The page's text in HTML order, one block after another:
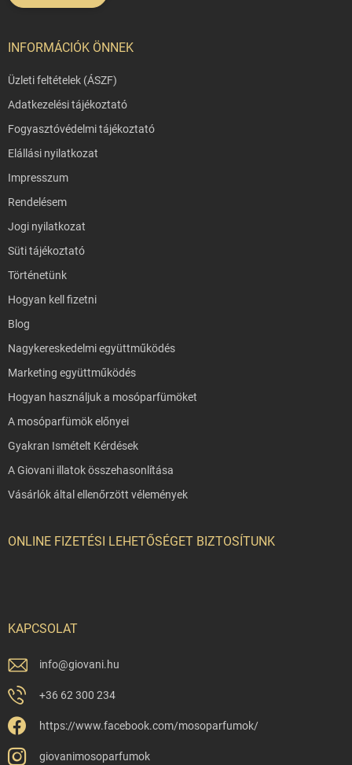
INFORMÁCIÓK ÖNNEK
Üzleti feltételek (ÁSZF)
Adatkezelési tájékoztató
Fogyasztóvédelmi tájékoztató
Elállási nyilatkozat
Impresszum
Rendelésem
Jogi nyilatkozat
Süti tájékoztató
Történetünk
Hogyan kell fizetni
Blog
Nagykereskedelmi együttműködés
Marketing együttműködés
Hogyan használjuk a mosóparfümöket
A mosóparfümök előnyei
Gyakran Ismételt Kérdések
A Giovani illatok összehasonlítása
Vásárlók által ellenőrzött vélemények
ONLINE FIZETÉSI LEHETŐSÉGET BIZTOSÍTUNK
KAPCSOLAT
info@giovani.hu
+36 62 300 234
https://www.facebook.com/mosoparfumok/
giovanimosoparfumok